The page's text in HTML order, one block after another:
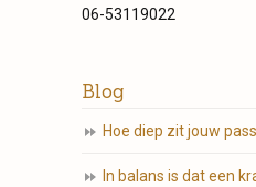
06-53119022
Blog
Hoe diep zit jouw
In balans is dat een